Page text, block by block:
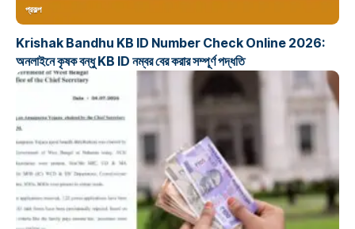
প্রকল্প
Krishak Bandhu KB ID Number Check Online 2026:
অনলাইনে কৃষক বন্ধু KB ID নম্বর বের করার সম্পূর্ণ পদ্ধতি